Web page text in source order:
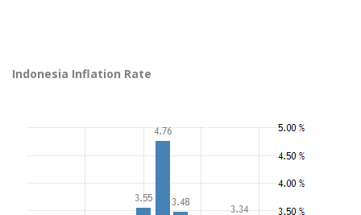
Indonesia Inflation Rate